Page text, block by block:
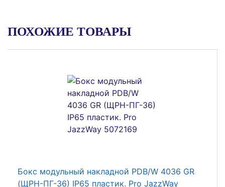
ПОХОЖИЕ ТОВАРЫ
Бокс модульный накладной PDB/W 4036 GR
(ЩРН-ПГ-36) IP65 пластик. Pro JazzWay